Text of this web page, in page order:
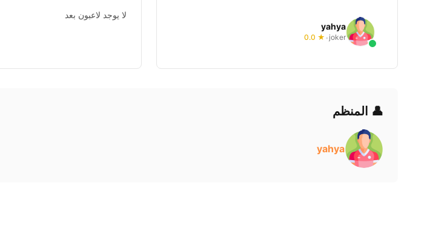
yahya
joker
•
★ 0.0
لا يوجد لاعبون بعد
👤 المنظم
yahya